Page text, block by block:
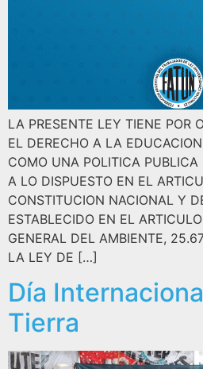
LA PRESENTE LEY TIENE POR
EL DERECHO A LA
COMO UNA POLITICA
A LO DISPUESTO EN EL
CONSTITUCION NACIONAL Y
ESTABLECIDO EN EL
GENERAL DEL AMBIENTE,
LA LEY DE […]
Día
Tierra